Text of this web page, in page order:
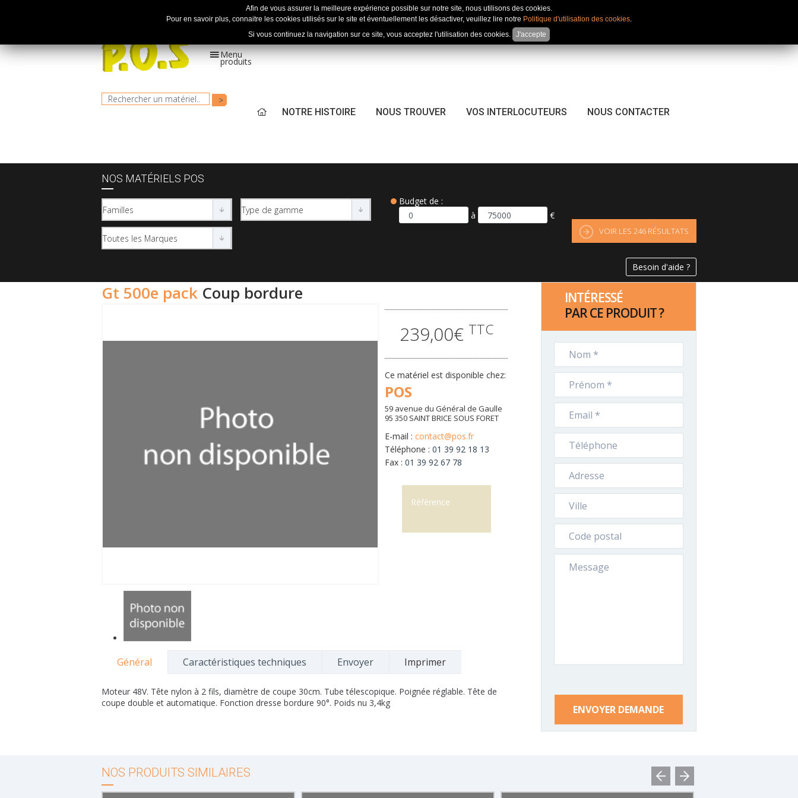
Afin de vous assurer la meilleure expérience possible sur notre site, nous utilisons des cookies.
Pour en savoir plus, connaitre les cookies utilisés sur le site et éventuellement les désactiver, veuillez lire notre Politique d'utilisation des cookies.
Si vous continuez la navigation sur ce site, vous acceptez l'utilisation des cookies.
J'accepte
Mon compte
Menu
produits
NOTRE HISTOIRE NOUS TROUVER VOS INTERLOCUTEURS NOUS CONTACTER
NOS MATÉRIELS POS
Budget de :
à
€
VOIR LES 246RÉSULTATS
Besoin d'aide ?
gt 500e pack coup bordure
239,00€ TTC
Ce matériel est disponible chez:
POS
59 avenue du Général de Gaulle
95 350 SAINT BRICE SOUS FORET
E-mail :contact@pos.fr
Téléphone :01 39 92 18 13
Fax :01 39 92 67 78
Référence
Général Caractéristiques techniques Envoyer Imprimer
Moteur 48V. Tête nylon à 2 fils, diamètre de coupe 30cm. Tube télescopique. Poignée réglable. Tête de
coupe double et automatique. Fonction dresse bordure 90°. Poids nu 3,4kg
INTÉRESSÉ
PAR CE PRODUIT ?
NOS PRODUITS SIMILAIRES